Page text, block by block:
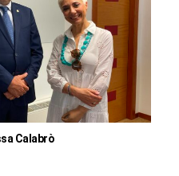
Calabrò